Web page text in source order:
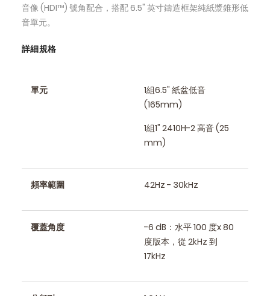
音像 (HDI™) 號角配合，搭配 6.5" 英寸鑄造框架純紙漿錐形低
音單元。
詳細規格
單元
1組6.5" 紙盆低音
(165mm)
1組1" 2410H-2 高音 (25
mm)
頻率範圍 42Hz - 30kHz
覆蓋角度
-6 dB：水平 100 度x 80
度版本，從 2kHz 到
17kHz